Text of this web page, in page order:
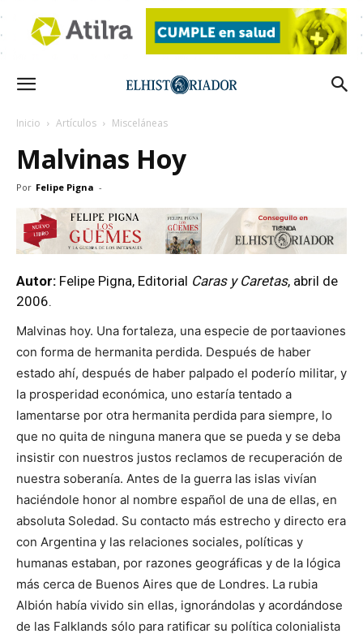
Inicio Artículos Misceláneas
Malvinas Hoy
Por Felipe Pigna -
Autor: Felipe Pigna, Editorial Caras y Caretas, abril de
2006.
Malvinas hoy. Una fortaleza, una especie de portaaviones
con forma de hermanita perdida. Después de haber
estado ahí, después de haber palpado el poderío militar, y
la prosperidad económica, uno estaría tentado a
lamentarse por otra hermanita perdida para siempre, lo
que no quita de ninguna manera que se pueda y se deba
insistir con nuestros justos reclamos de recuperación de
nuestra soberanía. Antes de la guerra las islas vivían
haciéndole honor al nombre español de una de ellas, en
absoluta Soledad. Su contacto más estrecho y directo era
con Argentina y las relaciones sociales, políticas y
humanas estaban, por razones geográficas y de la lógica
más cerca de Buenos Aires que de Londres. La rubia
Albión había vivido sin ellas, ignorándolas y acordándose
de las Falklands sólo para ratificar su política colonialista